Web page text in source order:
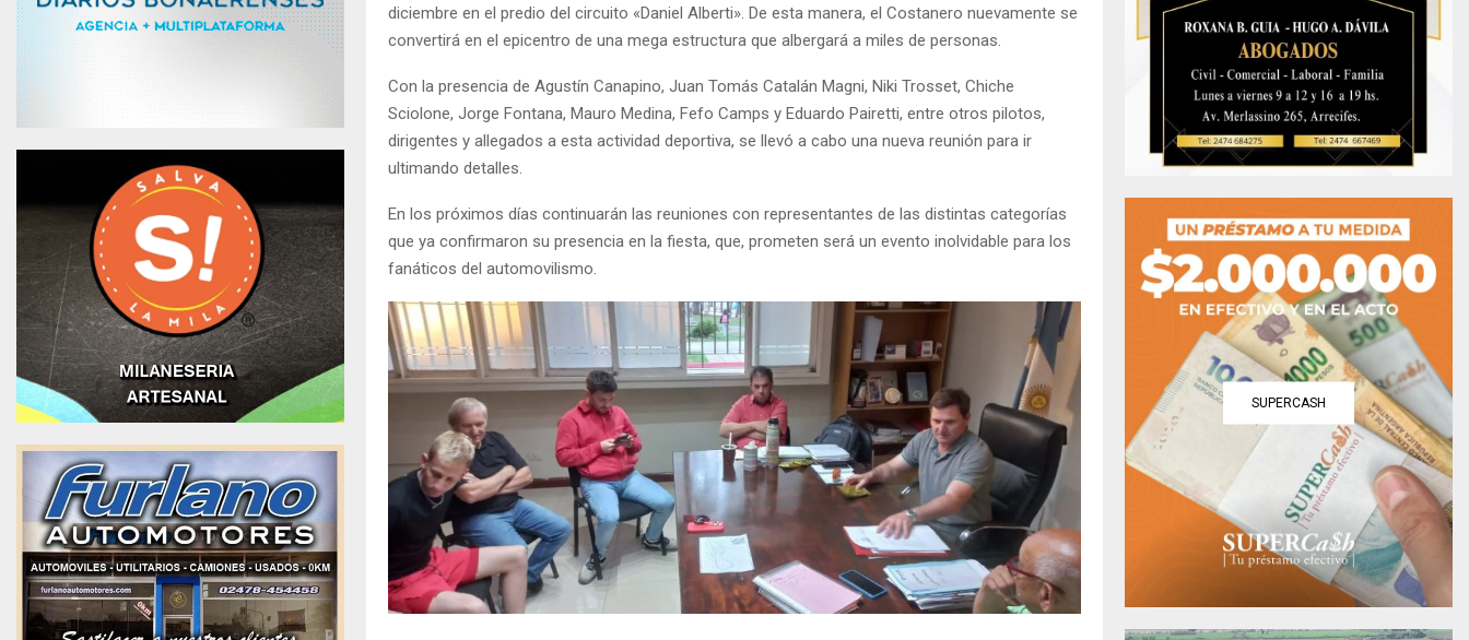
diciembre en el predio del circuito «Daniel Alberti». De esta manera, el Costanero nuevamente se
convertirá en el epicentro de una mega estructura que albergará a miles de personas.
Con la presencia de Agustín Canapino, Juan Tomás Catalán Magni, Niki Trosset, Chiche
Sciolone, Jorge Fontana, Mauro Medina, Fefo Camps y Eduardo Pairetti, entre otros pilotos,
dirigentes y allegados a esta actividad deportiva, se llevó a cabo una nueva reunión para ir
ultimando detalles.
En los próximos días continuarán las reuniones con representantes de las distintas categorías
que ya confirmaron su presencia en la fiesta, que, prometen será un evento inolvidable para los
fanáticos del automovilismo.
SUPERCASH